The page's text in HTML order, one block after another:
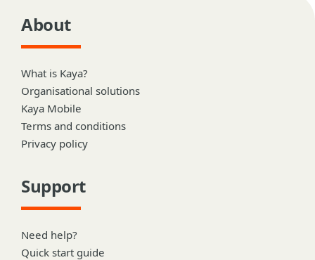
About
What is Kaya?
Organisational solutions
Kaya Mobile
Terms and conditions
Privacy policy
Support
Need help?
Quick start guide